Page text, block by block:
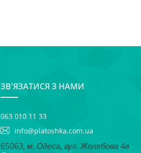
ЗВ'ЯЗАТИСЯ З НАМИ
063 010 11 33
info@platoshka.com.ua
65063, м. Одеса, вул. Желябова 4в